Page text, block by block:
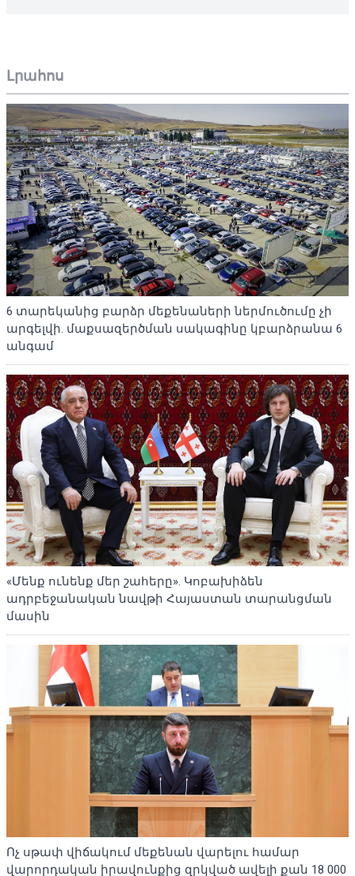
Լրահոս
6 տարեկանից բարձր մեքենաների ներմուծումը չի
արգելվի. մաքսազերծման սակագինը կբարձրանա 6
անգամ
«Մենք ունենք մեր շահերը». Կոբախիձեն
ադրբեջանական նավթի Հայաստան տարանցման
մասին
Ոչ սթափ վիճակում մեքենան վարելու համար
վարորդական իրավունքից զրկված ավելի քան 18 000